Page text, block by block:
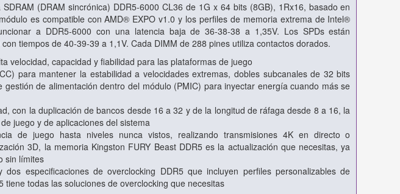
(DRAM sincrónica) DDR5-6000 CL36 de 1G x 64 bits (8GB), 1Rx16, basado en
es compatible con AMD® EXPO v1.0 y los perfiles de memoria extrema de Intel®
a DDR5-6000 con una latencia baja de 36-38-38 a 1,35V. Los SPDs están
tiempos de 40-39-39 a 1,1V. Cada DIMM de 288 pines utiliza contactos dorados.
velocidad, capacidad y fiabilidad para las plataformas de juego
para mantener la estabilidad a velocidades extremas, dobles subcanales de 32 bits
de alimentación dentro del módulo (PMIC) para inyectar energía cuando más se
con la duplicación de bancos desde 16 a 32 y de la longitud de ráfaga desde 8 a 16, la
juego y de aplicaciones del sistema
de juego hasta niveles nunca vistos, realizando transmisiones 4K en directo o
3D, la memoria Kingston FURY Beast DDR5 es la actualización que necesitas, ya
sin límites
especificaciones de overclocking DDR5 que incluyen perfiles personalizables de
todas las soluciones de overclocking que necesitas